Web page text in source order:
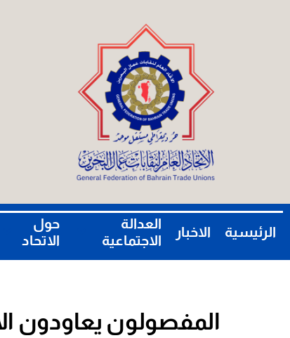
الرئيسية الاخبار
العدالة
الاجتماعية
حول
الاتحاد
المفصولون يعاودون